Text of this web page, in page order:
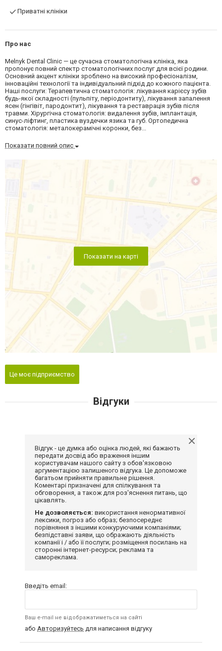
Приватні клініки
Про нас
Melnyk Dental Clinic — це сучасна стоматологічна клініка, яка
пропонує повний спектр стоматологічних послуг для всієї родини.
Основний акцент клініки зроблено на високий професіоналізм,
інноваційні технології та індивідуальний підхід до кожного пацієнта.
Наші послуги: Терапевтична стоматологія: лікування карієсу зубів
будь-якої складності (пульпіту, періодонтиту), лікування запалення
ясен (гінгівіт, пародонтит), лікування та реставрація зубів після
травми. Хірургічна стоматологія: видалення зубів, імплантація,
синус-ліфтинг, пластика вуздечки язика та губ. Ортопедична
стоматологія: металокерамічні коронки, без...
Показати повний опис
Показати на карті
Це моє підприємство
Відгуки
Відгук - це думка або оцінка людей, які бажають
передати досвід або враження іншим
користувачам нашого сайту з обов'язковою
аргументацією залишеного відгука. Це допоможе
багатьом прийняти правильне рішення.
Коментарі призначені для спілкування та
обговорення, а також для роз'яснення питань, що
цікавлять.
Не дозволяється: використання ненормативної
лексики, погроз або образ; безпосереднє
порівняння з іншими конкуруючими компаніями;
безпідставні заяви, що ображають діяльність
компанії і / або її послуги; розміщення посилань на
сторонні інтернет-ресурси; реклама та
самореклама.
Введіть email:
Ваш e-mail не відображатиметься на сайті
або Авторизуйтесь для написання відгуку